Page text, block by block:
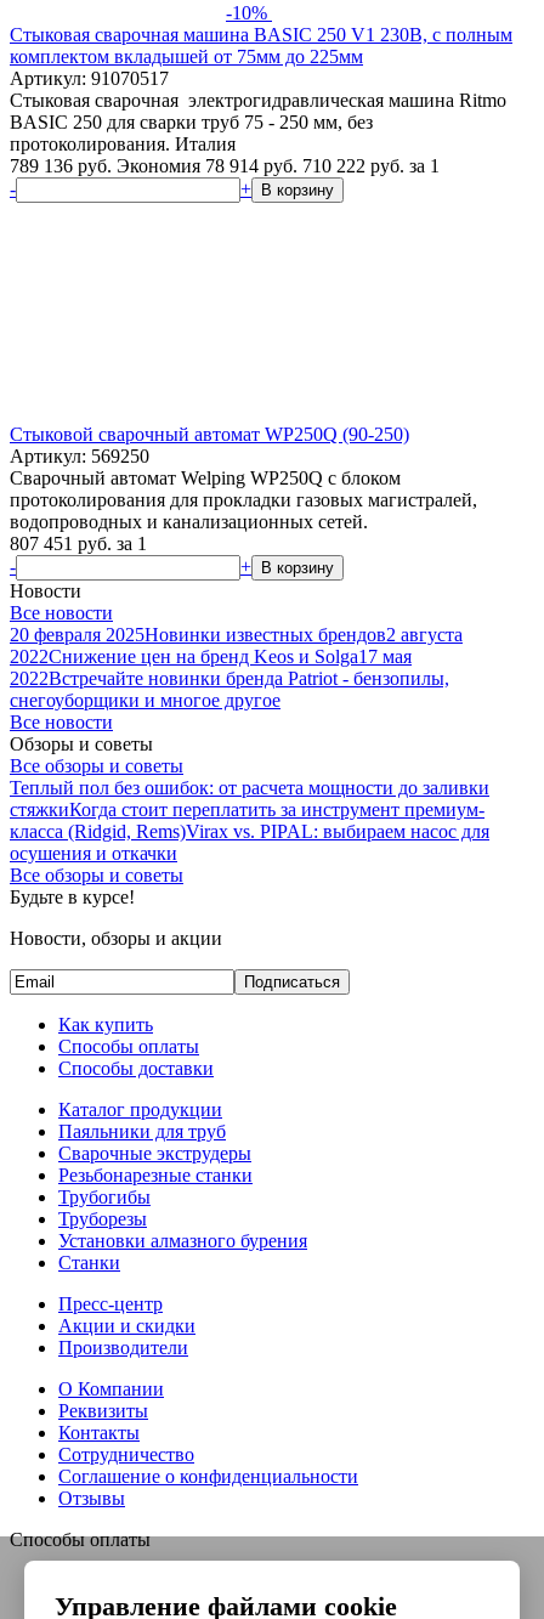
Управление файлами cookie
-10%
Стыковая сварочная машина BASIC 250 V1 230В, с полным
комплектом вкладышей от 75мм до 225мм
Артикул: 91070517
Стыковая сварочная электрогидравлическая машина Ritmo
BASIC 250 для сварки труб 75 - 250 мм, без
протоколирования. Италия
789 136 руб. Экономия 78 914 руб. 710 222 руб. за 1
-
+ В корзину
Стыковой сварочный автомат WP250Q (90-250)
Артикул: 569250
Сварочный автомат Welping WP250Q с блоком
протоколирования для прокладки газовых магистралей,
водопроводных и канализационных сетей.
807 451 руб. за 1
-
+ В корзину
Новости
Все новости
20 февраля 2025Новинки известных брендов2 августа
2022Снижение цен на бренд Keos и Solga17 мая
2022Встречайте новинки бренда Patriot - бензопилы,
снегоуборщики и многое другое
Все новости
Обзоры и советы
Все обзоры и советы
Теплый пол без ошибок: от расчета мощности до заливки
стяжкиКогда стоит переплатить за инструмент премиум-
класса (Ridgid, Rems)Virax vs. PIPAL: выбираем насос для
осушения и откачки
Все обзоры и советы
Будьте в курсе!
Новости, обзоры и акции
Подписаться
Как купить
Способы оплаты
Способы доставки
Каталог продукции
Паяльники для труб
Сварочные экструдеры
Резьбонарезные станки
Трубогибы
Труборезы
Установки алмазного бурения
Станки
Пресс-центр
Акции и скидки
Производители
О Компании
Реквизиты
Контакты
Сотрудничество
Соглашение о конфиденциальности
Отзывы
Способы оплаты